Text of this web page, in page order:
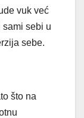
vuk već
sami sebi u
sebe.
što na